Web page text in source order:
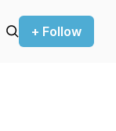
+ Follow